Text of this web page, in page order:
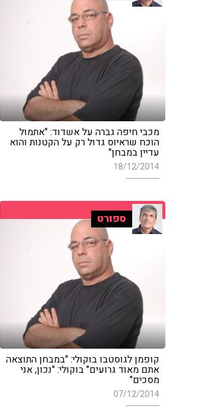
מכבי חיפה גברה על אשדוד: "אתמול
הוכח שראיוס גדול רק על הקטנות והוא
עדיין במבחן"
18/12/2014
ספורט
קופמן לגוסטבו בוקולי: "במבחן התוצאה
אתם מאוד גרועים" בוקולי: "נכון, אני
מסכים"
07/12/2014